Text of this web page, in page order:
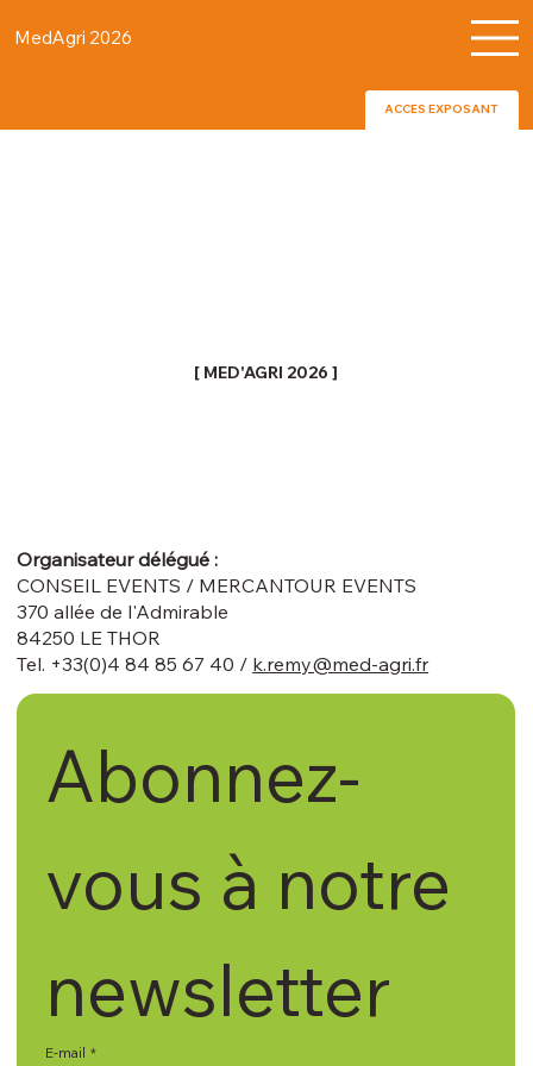
MedAgri 2026
ACCES EXPOSANT
[ MED'AGRI 2026 ]
Organisateur délégué :
CONSEIL EVENTS / MERCANTOUR EVENTS
370 allée de l'Admirable
84250 LE THOR
Tel. +33(0)4 84 85 67 40 / k.remy@med-agri.fr
Abonnez-
vous à notre
newsletter
E-mail *